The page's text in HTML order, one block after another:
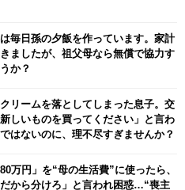
毎日孫の夕飯を作っています。家計
ましたが、祖父母なら無償で協力す
か？
リームを落としてしまった息子。交
しいものを買ってください」と言わ
はないのに、理不尽すぎませんか？
万円」を“母の生活費”に使ったら、
から分けろ」と言われ困惑…“喪主